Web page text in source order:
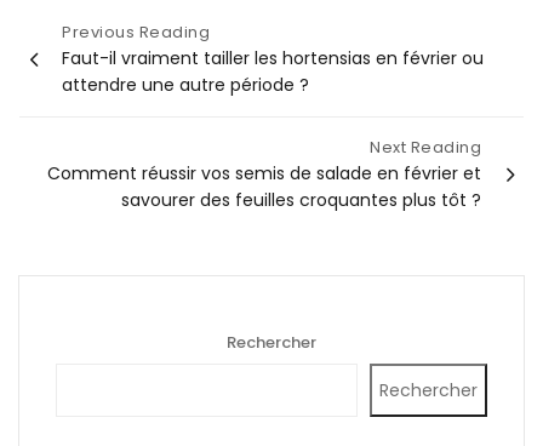
Navigation
de
l’article
Previous Reading
Faut-il vraiment tailler les hortensias en février ou
attendre une autre période ?
Next Reading
Comment réussir vos semis de salade en février et
savourer des feuilles croquantes plus tôt ?
Rechercher
Rechercher